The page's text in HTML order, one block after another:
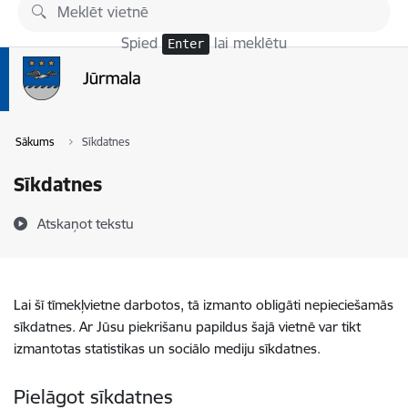
Pāriet uz lapas saturu
Spied Enter lai meklētu
Sākums Sīkdatnes
Sīkdatnes
Atskaņot tekstu
Lai šī tīmekļvietne darbotos, tā izmanto obligāti nepieciešamās
sīkdatnes. Ar Jūsu piekrišanu papildus šajā vietnē var tikt
izmantotas statistikas un sociālo mediju sīkdatnes.
Pielāgot sīkdatnes